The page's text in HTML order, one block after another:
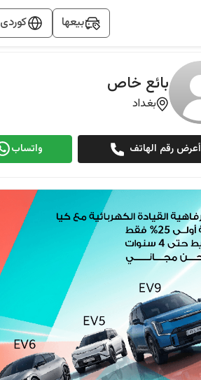
بيعها کوردی
بائع خاص
بغداد
أعرض رقم الهاتف واتساب